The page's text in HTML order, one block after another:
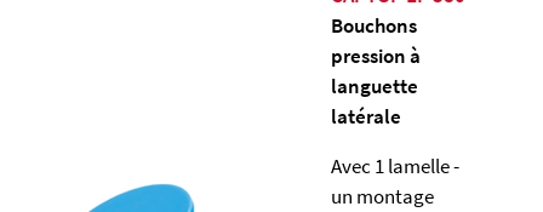
Bouchons
pression à
languette
latérale
Avec 1 lamelle -
un montage